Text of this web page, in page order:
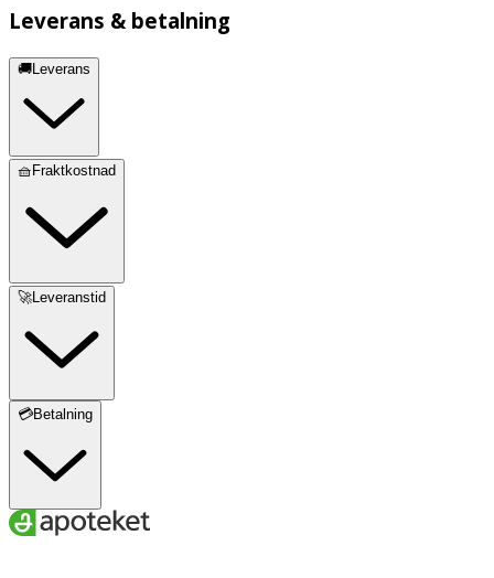
Leverans & betalning
🚚Leverans
🧺Fraktkostnad
🚀Leveranstid
💳Betalning